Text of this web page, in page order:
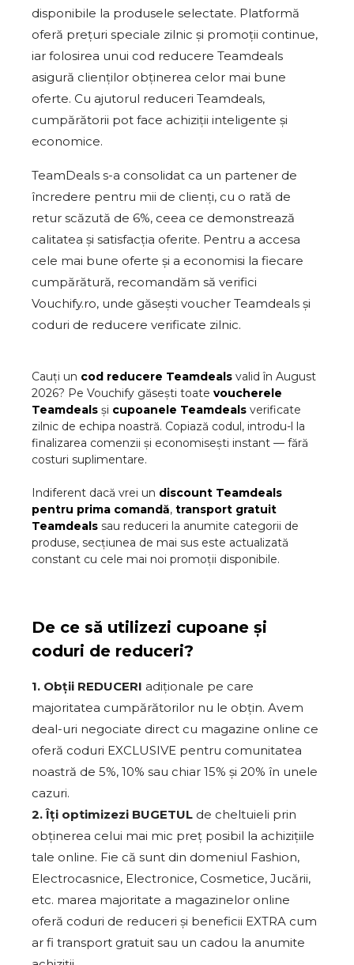
disponibile la produsele selectate. Platformă
oferă prețuri speciale zilnic și promoții continue,
iar folosirea unui cod reducere Teamdeals
asigură clienților obținerea celor mai bune
oferte. Cu ajutorul reduceri Teamdeals,
cumpărătorii pot face achiziții inteligente și
economice.
TeamDeals s-a consolidat ca un partener de
încredere pentru mii de clienți, cu o rată de
retur scăzută de 6%, ceea ce demonstrează
calitatea și satisfacția oferite. Pentru a accesa
cele mai bune oferte și a economisi la fiecare
cumpărătură, recomandăm să verifici
Vouchify.ro, unde găsești voucher Teamdeals și
coduri de reducere verificate zilnic.
Cauți un cod reducere Teamdeals valid în August
2026? Pe Vouchify găsești toate voucherele
Teamdeals și cupoanele Teamdeals verificate
zilnic de echipa noastră. Copiază codul, introdu-l la
finalizarea comenzii și economisești instant — fără
costuri suplimentare.
Indiferent dacă vrei un discount Teamdeals
pentru prima comandă, transport gratuit
Teamdeals sau reduceri la anumite categorii de
produse, secțiunea de mai sus este actualizată
constant cu cele mai noi promoții disponibile.
De ce să utilizezi cupoane și
coduri de reduceri?
1. Obții REDUCERI adiționale pe care
majoritatea cumpărătorilor nu le obțin. Avem
deal-uri negociate direct cu magazine online ce
oferă coduri EXCLUSIVE pentru comunitatea
noastră de 5%, 10% sau chiar 15% și 20% în unele
cazuri.
2. Îți optimizezi BUGETUL de cheltuieli prin
obținerea celui mai mic preț posibil la achizițiile
tale online. Fie că sunt din domeniul Fashion,
Electrocasnice, Electronice, Cosmetice, Jucării,
etc. marea majoritate a magazinelor online
oferă coduri de reduceri și beneficii EXTRA cum
ar fi transport gratuit sau un cadou la anumite